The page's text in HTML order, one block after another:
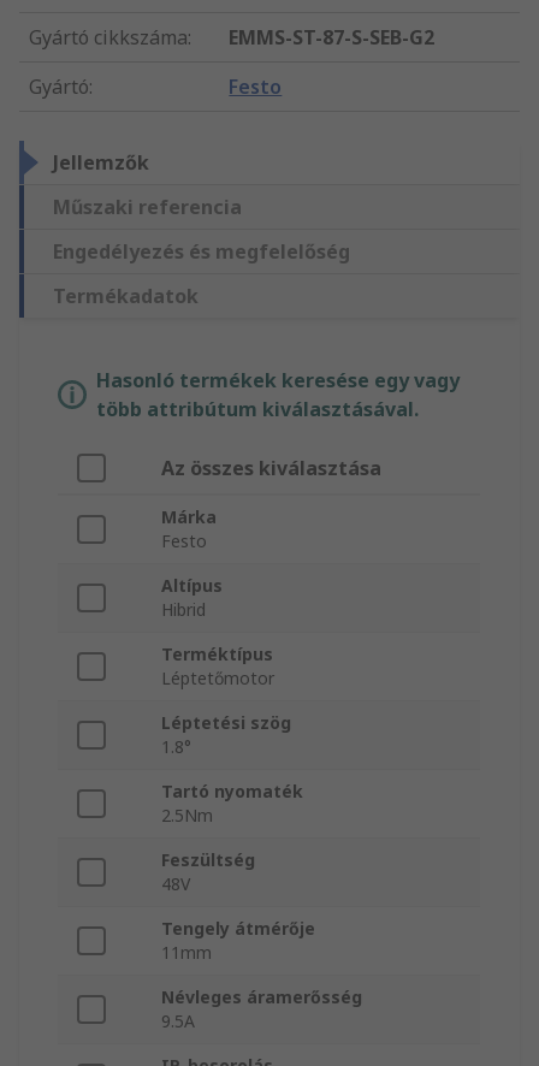
Gyártó cikkszáma:
EMMS-ST-87-S-SEB-G2
Gyártó: Festo
Jellemzők
Műszaki referencia
Engedélyezés és megfelelőség
Termékadatok
Hasonló termékek keresése egy vagy
több attribútum kiválasztásával.
Az összes kiválasztása
Márka
Festo
Altípus
Hibrid
Terméktípus
Léptetőmotor
Léptetési szög
1.8°
Tartó nyomaték
2.5Nm
Feszültség
48V
Tengely átmérője
11mm
Névleges áramerősség
9.5A